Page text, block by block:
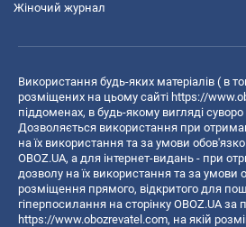
Жіночий журнал
Використання будь-яких матеріалів ( в
розміщених на цьому сайті https://
піддоменах, в будь-якому вигляді
Дозволяється використання при
на їх використання та за умови
OBOZ.UA, а для інтернет-видань - при
дозволу на їх використання та за умови
розміщення прямого, відкритого для
гіперпосилання на сторінку OBOZ.UA
https://www.obozrevatel.com, на якій